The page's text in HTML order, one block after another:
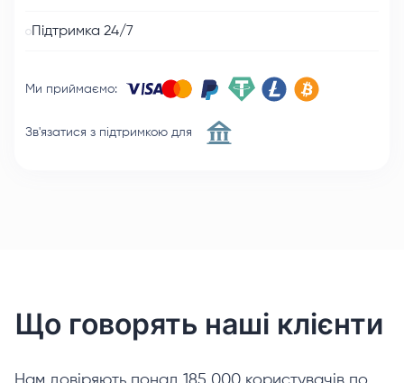
Підтримка 24/7
Ми приймаємо:
Зв'язатися з підтримкою для
Що говорять наші клієнти